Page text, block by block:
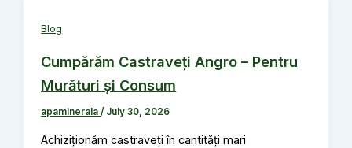
Blog
Cumpărăm Castraveți Angro – Pentru
Murături și Consum
apaminerala/ July 30, 2026
Achiziționăm castraveți în cantități mari